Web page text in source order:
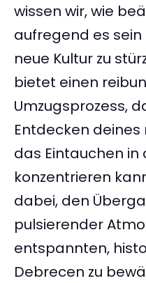
wissen wir, wie
aufregend es sein
neue Kultur zu
bietet einen
Umzugsprozess,
Entdecken deines
das Eintauchen in
konzentrieren
dabei, den
pulsierender
entspannten,
Debrecen zu